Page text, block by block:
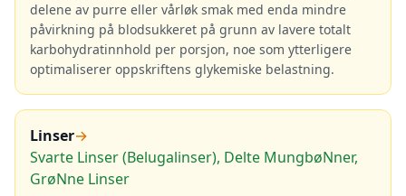
delene av purre eller vårløk smak med enda mindre
påvirkning på blodsukkeret på grunn av lavere totalt
karbohydratinnhold per porsjon, noe som ytterligere
optimaliserer oppskriftens glykemiske belastning.
Linser→
Svarte Linser (Belugalinser), Delte MungbøNner,
GrøNne Linser